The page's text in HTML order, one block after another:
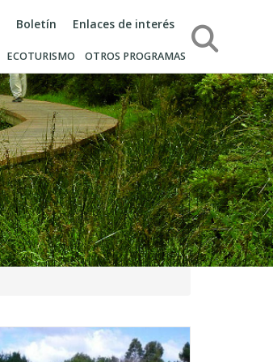
Boletín Enlaces de interés
ECOTURISMO OTROS PROGRAMAS
Búsqueda